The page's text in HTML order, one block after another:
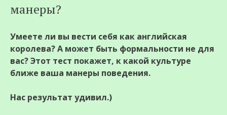
манеры?
Умеете ли вы вести себя как английская
королева? А может быть формальности не для
вас? Этот тест покажет, к какой культуре
ближе ваша манеры поведения.
Нас результат удивил.)